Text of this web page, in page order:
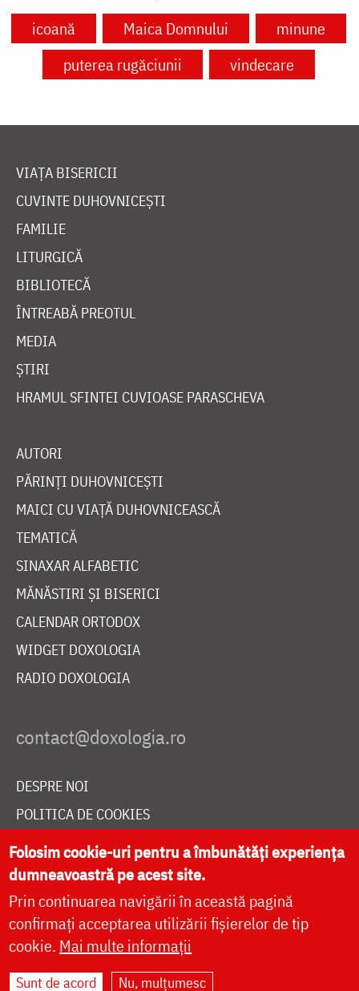
icoană Maica Domnului
minune
puterea rugăciunii
vindecare
VIAȚA BISERICII
CUVINTE DUHOVNICEȘTI
FAMILIE
LITURGICĂ
BIBLIOTECĂ
ÎNTREABĂ PREOTUL
MEDIA
ȘTIRI
HRAMUL SFINTEI CUVIOASE PARASCHEVA
AUTORI
PĂRINȚI DUHOVNICEȘTI
MAICI CU VIAȚĂ DUHOVNICEASCĂ
TEMATICĂ
SINAXAR ALFABETIC
MĂNĂSTIRI ȘI BISERICI
CALENDAR ORTODOX
WIDGET DOXOLOGIA
RADIO DOXOLOGIA
DESPRE NOI
POLITICA DE COOKIES
DONEAZĂ ONLINE PENTRU CATEDRALA NAȚIONALĂ
LIVE
Site dezvoltat deDOXOLOGIA MEDIA
Folosim cookie-uri pentru a îmbunătăți experiența
dumneavoastră pe acest site.
Prin continuarea navigării în această pagină
confirmați acceptarea utilizării fișierelor de tip
cookie. Mai multe informații
Sunt de acord Nu, mulțumesc